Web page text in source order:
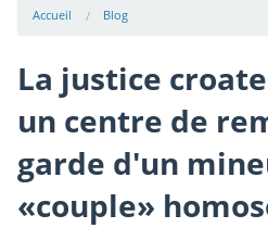
Accueil Blog
La justice
un centre de
garde d'un
«couple»